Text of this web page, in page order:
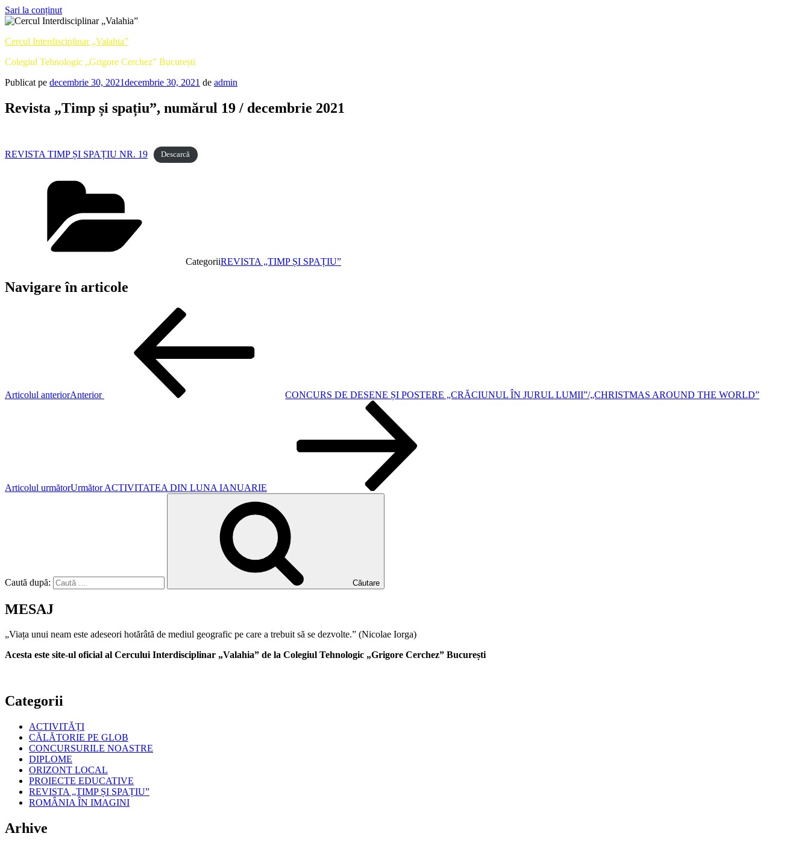
Sari la conținut
Cercul Interdisciplinar „Valahia”
Colegiul Tehnologic „Grigore Cerchez” București
Publicat pe decembrie 30, 2021decembrie 30, 2021 de admin
Revista „Timp și spațiu”, numărul 19 / decembrie 2021
REVISTA TIMP ȘI SPAȚIU NR. 19 Descarcă
CategoriiREVISTA „TIMP ȘI SPAȚIU”
Navigare în articole
Articolul anteriorAnterior CONCURS DE DESENE ȘI POSTERE „CRĂCIUNUL ÎN JURUL LUMII”/„CHRISTMAS AROUND THE WORLD”
Articolul următorUrmător ACTIVITATEA DIN LUNA IANUARIE
Caută după: Căutare
MESAJ
„Viața unui neam este adeseori hotărâtă de mediul geografic pe care a trebuit să se dezvolte.” (Nicolae Iorga)
Acesta este site-ul oficial al Cercului Interdisciplinar „Valahia” de la Colegiul Tehnologic „Grigore Cerchez” București
Categorii
ACTIVITĂȚI
CĂLĂTORIE PE GLOB
CONCURSURILE NOASTRE
DIPLOME
ORIZONT LOCAL
PROIECTE EDUCATIVE
REVISTA „TIMP ȘI SPAȚIU”
ROMÂNIA ÎN IMAGINI
Arhive